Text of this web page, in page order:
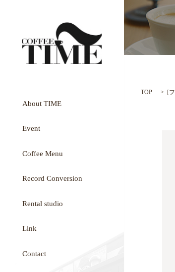
About TIME
Event
Coffee Menu
Record Conversion
Rental studio
Link
Contact
TOP [